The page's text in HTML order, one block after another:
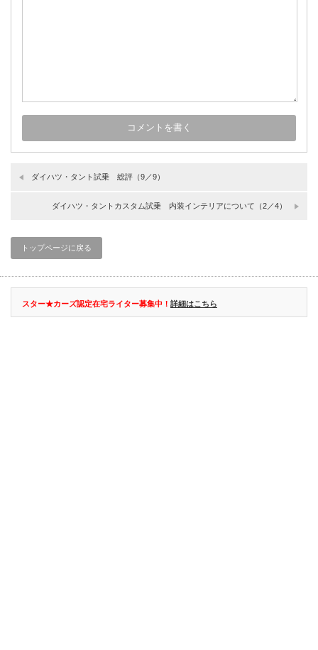
ダイハツ・タント試乗 総評（9／9）
ダイハツ・タントカスタム試乗 内装インテリアについて（2／4）
トップページに戻る
スター★カーズ認定在宅ライター募集中！ 詳細はこちら